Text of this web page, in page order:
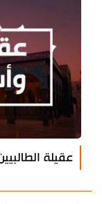
عقيلة